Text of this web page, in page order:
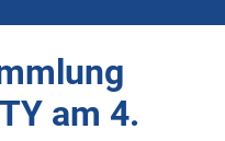
am 4.